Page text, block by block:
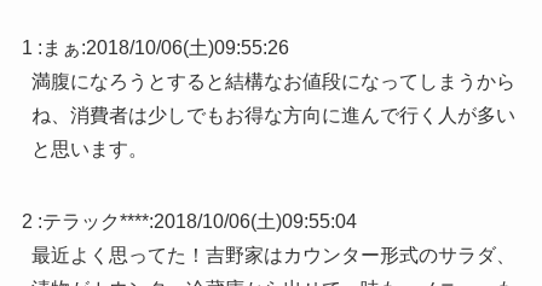
1 : まぁ:2018/10/06(土)09:55:26
満腹になろうとすると結構なお値段になってしまうから
ね、消費者は少しでもお得な方向に進んで行く人が多い
と思います。
2 :テラック****:2018/10/06(土)09:55:04
最近よく思ってた！吉野家はカウンター形式のサラダ、